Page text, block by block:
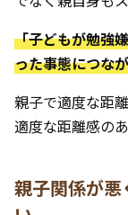
「子どもが勉強
った事態につな
親子で適度な距
適度な距離感の
親子関係が